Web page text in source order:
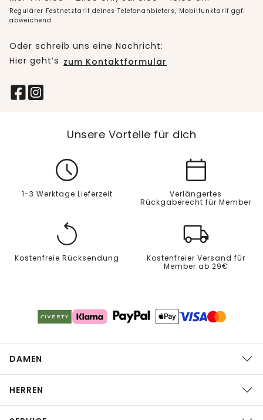
Regulärer Festnetztarif deines Telefonanbieters, Mobilfunktarif ggf.
abweichend.
Oder schreib uns eine Nachricht:
Hier geht’s zum Kontaktformular
Unsere Vorteile für dich
1-3 Werktage Lieferzeit
Verlängertes
Rückgaberecht für Member
Kostenfreie Rücksendung
Kostenfreier Versand für
Member ab 29€
DAMEN
HERREN